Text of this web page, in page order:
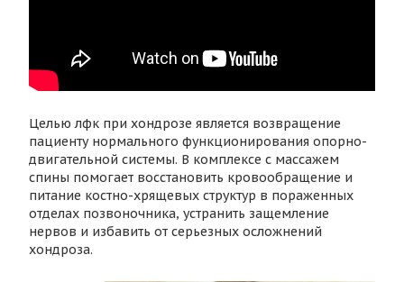
Целью лфк при хондрозе является возвращение
пациенту нормального функционирования опорно-
двигательной системы. В комплексе с массажем
спины помогает восстановить кровообращение и
питание костно-хрящевых структур в пораженных
отделах позвоночника, устранить защемление
нервов и избавить от серьезных осложнений
хондроза.